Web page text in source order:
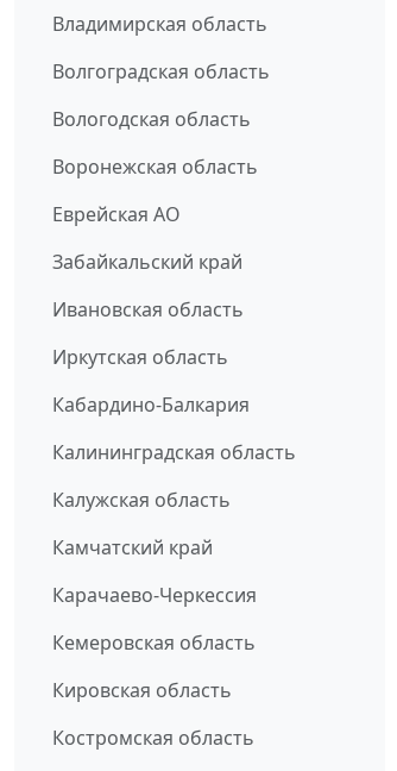
Владимирская область
Волгоградская область
Вологодская область
Воронежская область
Еврейская АО
Забайкальский край
Ивановская область
Иркутская область
Кабардино-Балкария
Калининградская область
Калужская область
Камчатский край
Карачаево-Черкессия
Кемеровская область
Кировская область
Костромская область